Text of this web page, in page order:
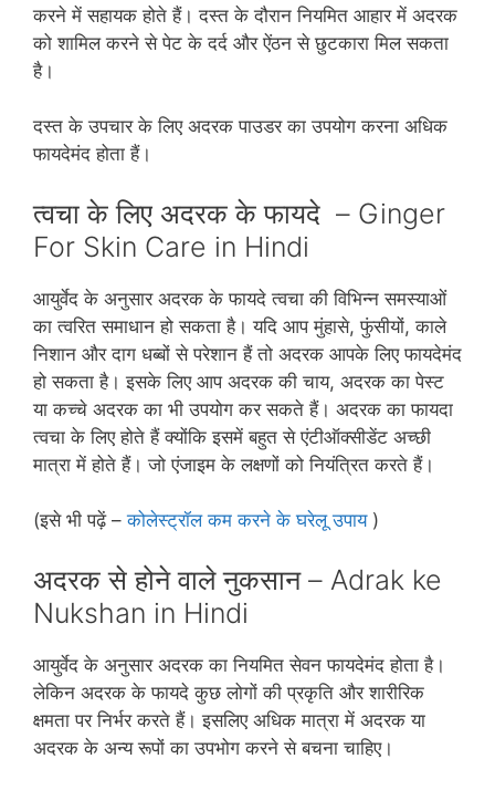
करने में सहायक होते हैं। दस्‍त के दौरान नियमित आहार में अदरक
को शामिल करने से पेट के दर्द और ऐंठन से छुटकारा मिल सकता
है।
दस्‍त के उपचार के लिए अदरक पाउडर का उपयोग करना अधिक
फायदेमंद होता हैं।
त्‍वचा के लिए अदरक के फायदे – Ginger
For Skin Care in Hindi
आयुर्वेद के अनुसार अदरक के फायदे त्‍वचा की विभिन्‍न समस्‍याओं
का त्‍वरित समाधान हो सकता है। यदि आप मुंहासे, फुंसीयों, काले
निशान और दाग धब्‍बों से परेशान हैं तो अदरक आपके लिए फायदेमंद
हो सकता है। इसके लिए आप अदरक की चाय, अदरक का पेस्‍ट
या कच्‍चे अदरक का भी उपयोग कर सकते हैं। अदरक का फायदा
त्‍वचा के लिए होते हैं क्‍योंकि इसमें बहुत से एंटीऑक्‍सीडेंट अच्‍छी
मात्रा में होते हैं। जो एंजाइम के लक्षणों को नियंत्रित करते हैं।
(इसे भी पढ़ें –कोलेस्‍ट्रॉल कम करने के घरेलू उपाय)
अदरक से होने वाले नुकसान – Adrak ke
Nukshan in Hindi
आयुर्वेद के अनुसार अदरक का नियमित सेवन फायदेमंद होता है।
लेकिन अदरक के फायदे कुछ लोगों की प्रकृति और शारीरिक
क्षमता पर निर्भर करते हैं। इसलिए अधिक मात्रा में अदरक या
अदरक के अन्‍य रूपों का उपभोग करने से बचना चाहिए।